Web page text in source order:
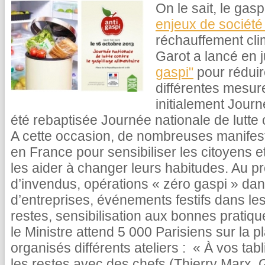
On le sait, le
enjeux de
réchauffement
Garot a lancé en
gaspi" pour
différentes
initialement
été rebaptisée Journée nationale de
A cette occasion, de nombreuses
en France pour sensibiliser les citoyens
les aider à changer leurs habitudes. Au
d’invendus, opérations « zéro gaspi »
d’entreprises, événements festifs dans
restes, sensibilisation aux bonnes
le Ministre attend 5 000 Parisiens sur la
organisés différents ateliers : « À vos